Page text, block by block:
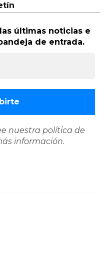
últimas noticias e
de entrada.
nuestra política de
información.